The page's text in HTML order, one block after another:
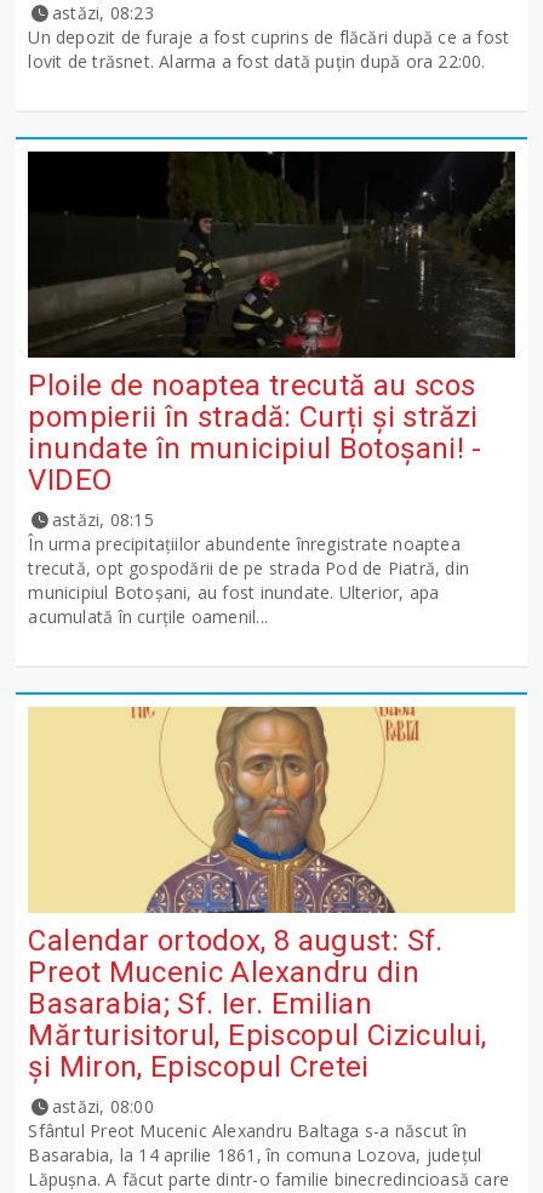
astăzi, 08:23
Un depozit de furaje a fost cuprins de flăcări după ce a fost
lovit de trăsnet. Alarma a fost dată puțin după ora 22:00.
Ploile de noaptea trecută au scos
pompierii în stradă: Curți și străzi
inundate în municipiul Botoșani! -
VIDEO
astăzi, 08:15
În urma precipitațiilor abundente înregistrate noaptea
trecută, opt gospodării de pe strada Pod de Piatră, din
municipiul Botoșani, au fost inundate. Ulterior, apa
acumulată în curțile oamenil...
Calendar ortodox, 8 august: Sf.
Preot Mucenic Alexandru din
Basarabia; Sf. Ier. Emilian
Mărturisitorul, Episcopul Cizicului,
şi Miron, Episcopul Cretei
astăzi, 08:00
Sfântul Preot Mucenic Alexandru Baltaga s-a născut în
Basarabia, la 14 aprilie 1861, în comuna Lozova, județul
Lăpușna. A făcut parte dintr-o familie binecredincioasă care